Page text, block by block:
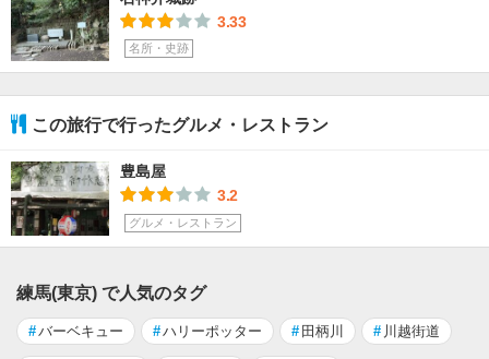
3.33
名所・史跡
この旅行で行ったグルメ・レストラン
豊島屋
3.2
グルメ・レストラン
練馬(東京) で人気のタグ
#バーベキュー #ハリーポッター # 田柄川 # 川越街道